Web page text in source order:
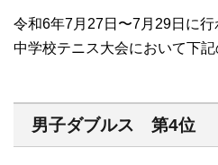
令和6年7月27日〜7月29日に
中学校テニス大会において下記
男子ダブルス 第4位